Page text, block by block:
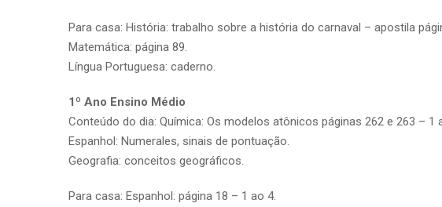
Para casa: História: trabalho sobre a história do carnaval – apostila
Matemática: página 89.
Língua Portuguesa: caderno.
1º Ano Ensino Médio
Conteúdo do dia: Química: Os modelos atônicos páginas 262 e 263 – 1
Espanhol: Numerales, sinais de pontuação.
Geografia: conceitos geográficos.
Para casa: Espanhol: página 18 – 1 ao 4.